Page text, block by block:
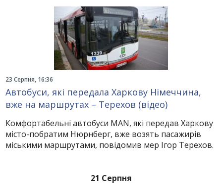
23 Серпня, 16:36
Автобуси, які передала Харкову Німеччина,
вже на маршрутах – Терехов (відео)
Комфортабельні автобуси МАN, які передав Харкову
місто-побратим Нюрнберг, вже возять пасажирів
міськими маршрутами, повідомив мер Ігор Терехов.
21 Серпня